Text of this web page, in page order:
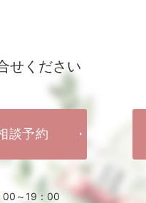
せください
談予約
～19：00